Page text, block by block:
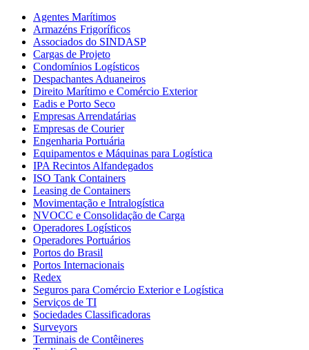
Agentes Marítimos
Armazéns Frigoríficos
Associados do SINDASP
Cargas de Projeto
Condomínios Logísticos
Despachantes Aduaneiros
Direito Marítimo e Comércio Exterior
Eadis e Porto Seco
Empresas Arrendatárias
Empresas de Courier
Engenharia Portuária
Equipamentos e Máquinas para Logística
IPA Recintos Alfandegados
ISO Tank Containers
Leasing de Containers
Movimentação e Intralogística
NVOCC e Consolidação de Carga
Operadores Logísticos
Operadores Portuários
Portos do Brasil
Portos Internacionais
Redex
Seguros para Comércio Exterior e Logística
Serviços de TI
Sociedades Classificadoras
Surveyors
Terminais de Contêineres